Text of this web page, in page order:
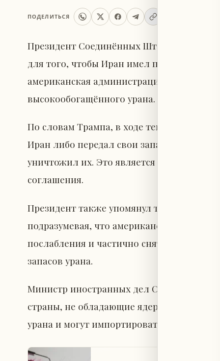
ПОДЕЛИТЬСЯ
Президент Соединённых Штатов Дональд
для того, чтобы Иран имел право
американская администрация не
высокообогащённого урана.
По словам Трампа, в ходе текущих
Иран либо передал свои запасы урана с
уничтожил их. Это является частью
соглашения.
Президент также упомянул так
подразумевая, что американская сторона
послабления и частично снять санкции в
запасов урана.
Министр иностранных дел США Марко
страны, не обладающие ядерным
урана и могут импортировать готовое